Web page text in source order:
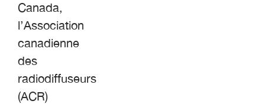
Canada,
l’Association
canadienne
des
radiodiffuseurs
(ACR)